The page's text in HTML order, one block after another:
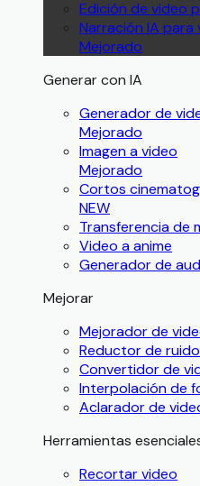
Edición de video
Narración IA para
Mejorado
Generar con IA
Generador de
Mejorado
Imagen a video
Mejorado
Cortos
NEW
Transferencia de
Video a anime
Generador de
Mejorar
Mejorador de
Reductor de
Convertidor de
Interpolación de
Aclarador de
Herramientas
Recortar video